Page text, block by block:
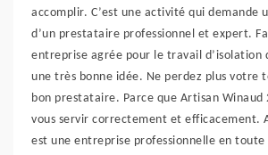
accomplir. C’est une activité qui demande
d’un prestataire professionnel et expert.
entreprise agrée pour le travail d’isolation
une très bonne idée. Ne perdez plus votre
bon prestataire. Parce que Artisan Winaud
vous servir correctement et efficacement.
est une entreprise professionnelle en